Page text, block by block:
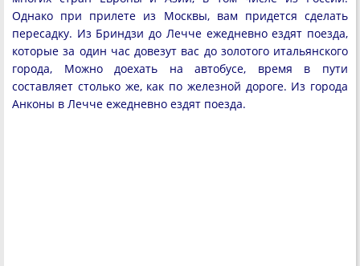
Однако при прилете из Москвы, вам придется сделать
пересадку. Из Бриндзи до Лечче ежедневно ездят поезда,
которые за один час довезут вас до золотого итальянского
города, Можно доехать на автобусе, время в пути
составляет столько же, как по железной дороге. Из города
Анконы в Лечче ежедневно ездят поезда.